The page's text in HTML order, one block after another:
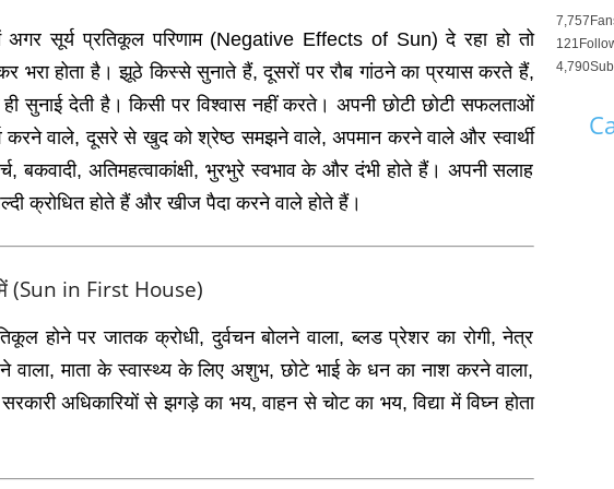
अगर सूर्य प्रतिकूल परिणाम (Negative Effects of Sun) दे रहा हो तो
होता है। झूठे किस्‍से सुनाते हैं, दूसरों पर रौब गांठने का प्रयास करते हैं,
ही सुनाई देती है। किसी पर विश्‍वास नहीं करते। अपनी छोटी छोटी सफलताओं
वाले, दूसरे से खुद को श्रेष्‍ठ समझने वाले, अपमान करने वाले और स्‍वार्थी
बकवादी, अतिमहत्‍वाकांक्षी, भुरभुरे स्‍वभाव के और दंभी होते हैं। अपनी सलाह
क्रोधित होते हैं और खीज पैदा करने वाले होते हैं।
में (Sun in First House)
होने पर जातक क्रोधी, दुर्वचन बोलने वाला, ब्‍लड प्रेशर का रोगी, नेत्र
वाला, माता के स्‍वास्‍थ्‍य के लिए अशुभ, छोटे भाई के धन का नाश करने वाला,
अधिकारियों से झगड़े का भय, वाहन से चोट का भय, विद्या में विघ्न होता
7,757
121
4,790